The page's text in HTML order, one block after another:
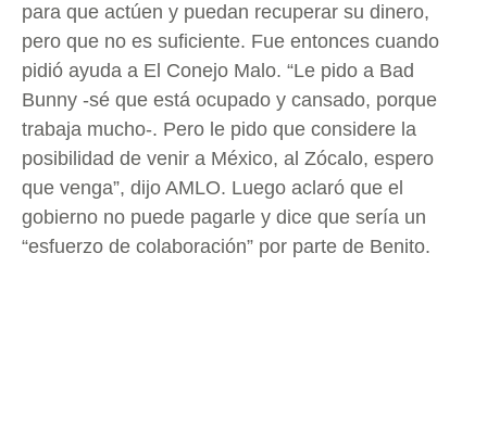
para que actúen y puedan recuperar su dinero,
pero que no es suficiente. Fue entonces cuando
pidió ayuda a El Conejo Malo. “Le pido a Bad
Bunny -sé que está ocupado y cansado, porque
trabaja mucho-. Pero le pido que considere la
posibilidad de venir a México, al Zócalo, espero
que venga”, dijo AMLO. Luego aclaró que el
gobierno no puede pagarle y dice que sería un
“esfuerzo de colaboración” por parte de Benito.